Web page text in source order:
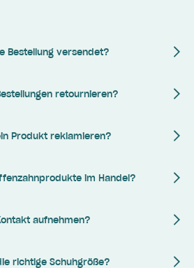
Bestellung versendet?
retournieren?
Produkt reklamieren?
im Handel?
aufnehmen?
richtige Schuhgröße?